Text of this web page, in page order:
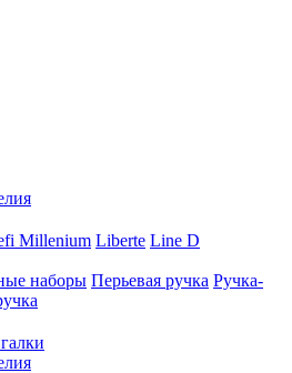
Millenium Liberte Line D
наборы Перьевая ручка Ручка-